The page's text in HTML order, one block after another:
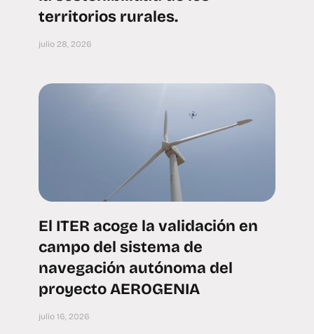
territorios rurales.
julio 28, 2026
El ITER acoge la validación en
campo del sistema de
navegación autónoma del
proyecto AEROGENIA
julio 16, 2026